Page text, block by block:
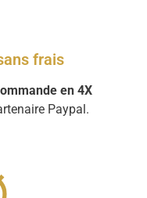
frais
en 4X
Paypal.